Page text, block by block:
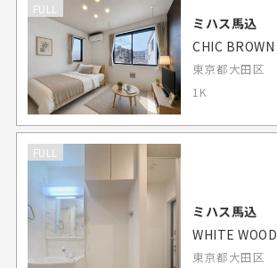
FULL
ミハス馬込
CHIC BROWN
東京都大田区
1K
FULL
ミハス馬込
WHITE WOOD
東京都大田区